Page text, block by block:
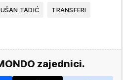
TADIĆ TRANSFERI
zajednici.